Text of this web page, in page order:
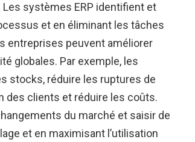
Les systèmes ERP identifient et
et en éliminant les tâches
entreprises peuvent améliorer
globales. Par exemple, les
stocks, réduire les ruptures de
des clients et réduire les coûts.
du marché et saisir de
et en maximisant l’utilisation